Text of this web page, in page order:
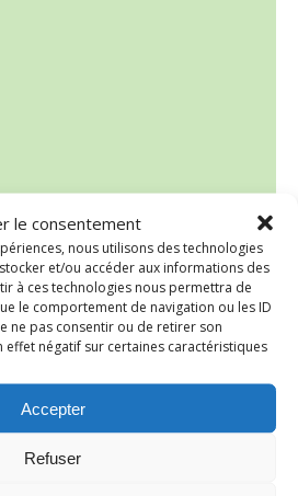
le consentement
nous utilisons des technologies
et/ou accéder aux informations des
à ces technologies nous permettra de
le comportement de navigation ou les ID
ne pas consentir ou de retirer son
effet négatif sur certaines caractéristiques
Accepter
Refuser